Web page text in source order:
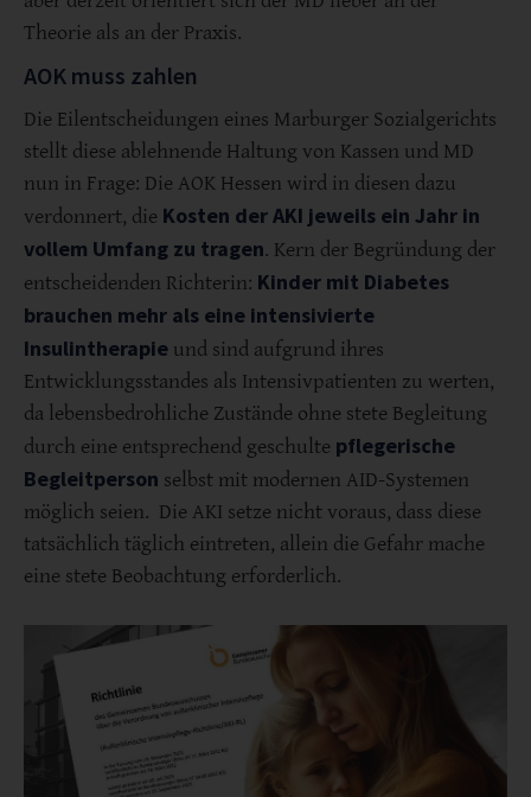
Theorie als an der Praxis.
AOK muss zahlen
Die Eilentscheidungen eines Marburger Sozialgerichts
stellt diese ablehnende Haltung von Kassen und MD
nun in Frage: Die AOK Hessen wird in diesen dazu
verdonnert, die Kosten der AKI jeweils ein Jahr in
vollem Umfang zu tragen. Kern der Begründung der
entscheidenden Richterin: Kinder mit Diabetes
brauchen mehr als eine intensivierte
Insulintherapie und sind aufgrund ihres
Entwicklungsstandes als Intensivpatienten zu werten,
da lebensbedrohliche Zustände ohne stete Begleitung
durch eine entsprechend geschulte pflegerische
Begleitperson selbst mit modernen AID-Systemen
möglich seien. Die AKI setze nicht voraus, dass diese
tatsächlich täglich eintreten, allein die Gefahr mache
eine stete Beobachtung erforderlich.